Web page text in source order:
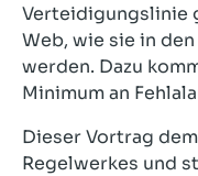
Verteidigungslinie
Web, wie sie in
werden. Dazu
Minimum an
Dieser Vortrag
Regelwerkes und